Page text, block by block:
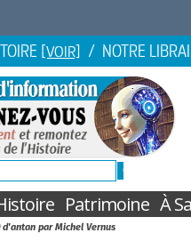
[VOIR] / NOTRE
Patrimoine À
d'antan par Michel Vernus